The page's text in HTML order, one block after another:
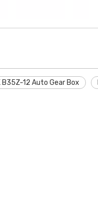
B35Z-12 Auto Gear Box